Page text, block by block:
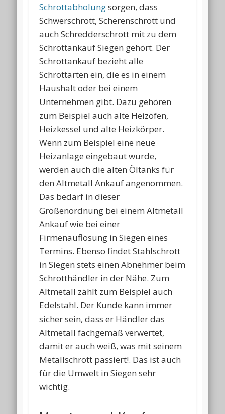
Schrottabholungsorgen, dass
Schwerschrott, Scherenschrott und
auch Schredderschrott mit zu dem
Schrottankauf Siegen gehört. Der
Schrottankauf bezieht alle
Schrottarten ein, die es in einem
Haushalt oder bei einem
Unternehmen gibt. Dazu gehören
zum Beispiel auch alte Heizöfen,
Heizkessel und alte Heizkörper.
Wenn zum Beispiel eine neue
Heizanlage eingebaut wurde,
werden auch die alten Öltanks für
den Altmetall Ankauf angenommen.
Das bedarf in dieser
Größenordnung bei einem Altmetall
Ankauf wie bei einer
Firmenauflösung in Siegen eines
Termins. Ebenso findet Stahlschrott
in Siegen stets einen Abnehmer beim
Schrotthändler in der Nähe. Zum
Altmetall zählt zum Beispiel auch
Edelstahl. Der Kunde kann immer
sicher sein, dass er Händler das
Altmetall fachgemäß verwertet,
damit er auch weiß, was mit seinem
Metallschrott passiert!. Das ist auch
für die Umwelt in Siegen sehr
wichtig.